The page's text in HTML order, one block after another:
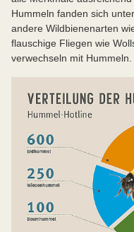
Hummeln fanden sich
andere Wildbienenarten
flauschige Fliegen wie
verwechseln mit Hummeln.